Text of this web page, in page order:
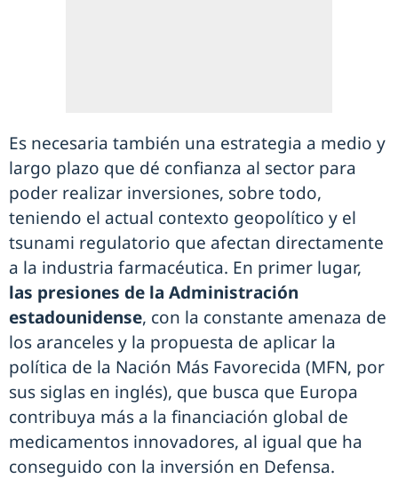
Es necesaria también una estrategia a medio y
largo plazo que dé confianza al sector para
poder realizar inversiones, sobre todo,
teniendo el actual contexto geopolítico y el
tsunami regulatorio que afectan directamente
a la industria farmacéutica. En primer lugar,
las presiones de la Administración
estadounidense, con la constante amenaza de
los aranceles y la propuesta de aplicar la
política de la Nación Más Favorecida (MFN, por
sus siglas en inglés), que busca que Europa
contribuya más a la financiación global de
medicamentos innovadores, al igual que ha
conseguido con la inversión en Defensa.